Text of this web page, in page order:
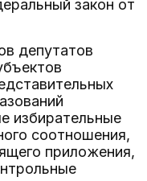
закон от
депутатов
избирательные
соотношения,
приложения,